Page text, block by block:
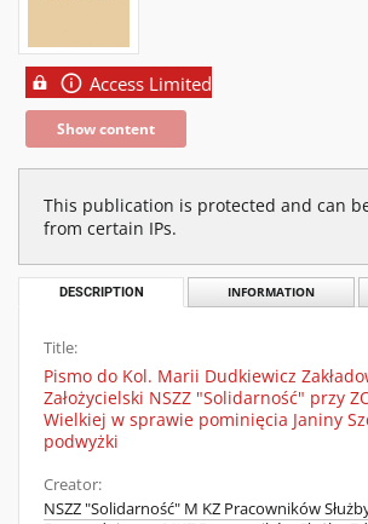
Access Limited
Show content
This publication is protected and can
from certain IPs.
DESCRIPTION INFORMATION
Title:
Pismo do Kol. Marii Dudkiewicz
Założycielski NSZZ "Solidarność" przy
Wielkiej w sprawie pominięcia Janiny
podwyżki
Creator:
NSZZ "Solidarność" M KZ Pracowników